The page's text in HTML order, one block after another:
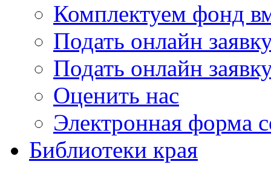
Комплектуем фонд
Подать онлайн
Подать онлайн
Оценить нас
Электронная форма
Библиотеки края